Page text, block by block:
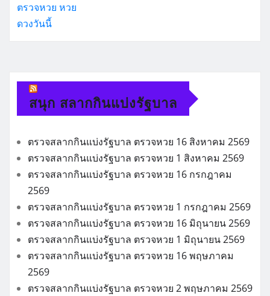
ตรวจหวย หวย
ดวงวันนี้
สนุก สลากกินแบ่งรัฐบาล
ตรวจสลากกินแบ่งรัฐบาล ตรวจหวย 16 สิงหาคม 2569
ตรวจสลากกินแบ่งรัฐบาล ตรวจหวย 1 สิงหาคม 2569
ตรวจสลากกินแบ่งรัฐบาล ตรวจหวย 16 กรกฎาคม
2569
ตรวจสลากกินแบ่งรัฐบาล ตรวจหวย 1 กรกฎาคม 2569
ตรวจสลากกินแบ่งรัฐบาล ตรวจหวย 16 มิถุนายน 2569
ตรวจสลากกินแบ่งรัฐบาล ตรวจหวย 1 มิถุนายน 2569
ตรวจสลากกินแบ่งรัฐบาล ตรวจหวย 16 พฤษภาคม
2569
ตรวจสลากกินแบ่งรัฐบาล ตรวจหวย 2 พฤษภาคม 2569